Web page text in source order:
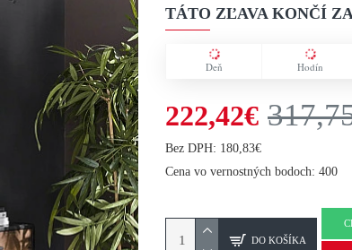
TÁTO ZĽAVA KONČÍ
Deň Hodín
222,42€
Bez DPH: 180,83€
Cena vo vernostných bodoch: 400
DO KOŠÍKA